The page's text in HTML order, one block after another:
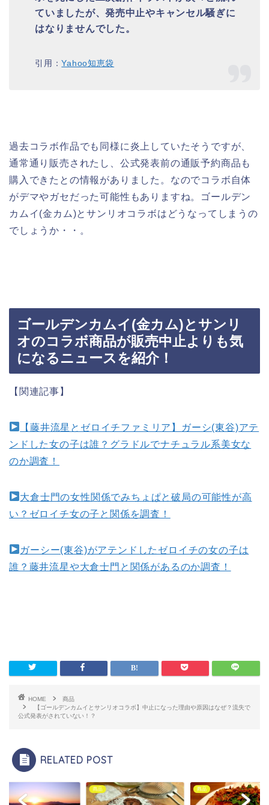
ていましたが、発売中止やキャンセル騒ぎに
はなりませんでした。
引用：Yahoo知恵袋
過去コラボ作品でも同様に炎上していたそうですが、
通常通り販売されたし、公式発表前の通販予約商品も
購入できたとの情報がありました。なのでコラボ自体
がデマやガセだった可能性もありますね。ゴールデン
カムイ(金カム)とサンリオコラボはどうなってしまうの
でしょうか・・。
ゴールデンカムイ(金カム)とサンリ
オのコラボ商品が販売中止よりも気
になるニュースを紹介！
【関連記事】
【藤井流星とゼロイチファミリア】ガーシ(東谷)アテ
ンドした女の子は誰？グラドルでナチュラル系美女な
のか調査！
大倉士門の女性関係でみちょぱと破局の可能性が高
い？ゼロイチ女の子と関係を調査！
ガーシー(東谷)がアテンドしたゼロイチの女の子は
誰？藤井流星や大倉士門と関係があるのか調査！
HOME
商品
【ゴールデンカムイとサンリオコラボ】中止になった理由や原因はなぜ？流失で
公式発表がされていない！？
RELATED POST
商品 商品